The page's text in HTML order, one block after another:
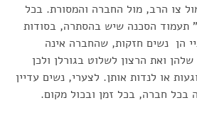
צו הרב, מול החברה והמסורת. בכל
תעמוד הסכנה שיש בהסתרה, בסודות
הן נשים חזקות, שהחברה אינה
ואת הרצון לשלוט בגורלן ולכן
או לנדות אותן. לצערי, נשים עדיין
בכל חברה, בכל זמן ובכול מקום.